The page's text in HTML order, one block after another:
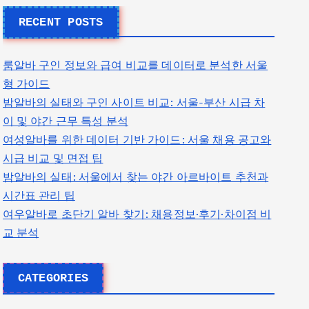
RECENT POSTS
룸알바 구인 정보와 급여 비교를 데이터로 분석한 서울
형 가이드
밤알바의 실태와 구인 사이트 비교: 서울-부산 시급 차
이 및 야간 근무 특성 분석
여성알바를 위한 데이터 기반 가이드: 서울 채용 공고와
시급 비교 및 면접 팁
밤알바의 실태: 서울에서 찾는 야간 아르바이트 추천과
시간표 관리 팁
여우알바로 초단기 알바 찾기: 채용정보·후기·차이점 비
교 분석
CATEGORIES